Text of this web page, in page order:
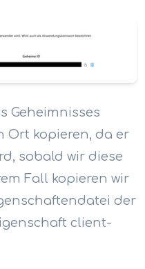
Geheimnisses
Ort kopieren, da er
sobald wir diese
Fall kopieren wir
der
client-